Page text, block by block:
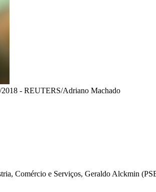
2018 - REUTERS/Adriano Machado
Comércio e Serviços, Geraldo Alckmin